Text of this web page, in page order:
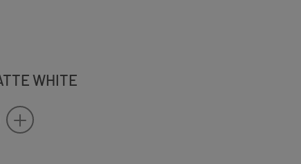
WHITE